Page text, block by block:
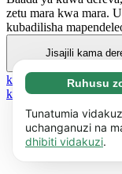
Necessary
Vidakuzi
iweze
kama vile
Pata maelezo
Ruhusu
Tunatumia
uchanganuzi na
dhibiti vidakuzi.
zetu mara kwa mara.
kubadilisha
Jisajili kama
katika akaunti↗Kama
kama Mmiliki wa